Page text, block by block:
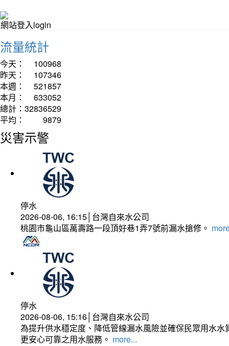
網站登入login
流量統計
今天：
100968
昨天：
107346
本週：
521857
本月：
633052
總計： 32836529
平均：
9879
災害示警
停水
2026-08-06, 16:15│台灣自來水公司
桃園市龜山區萬壽路一段頂好巷1弄7號前漏水搶修。
停水
2026-08-06, 15:16│台灣自來水公司
為提升供水穩定度、降低管線漏水風險並確保民眾用水
更安心可靠之用水服務。 more...